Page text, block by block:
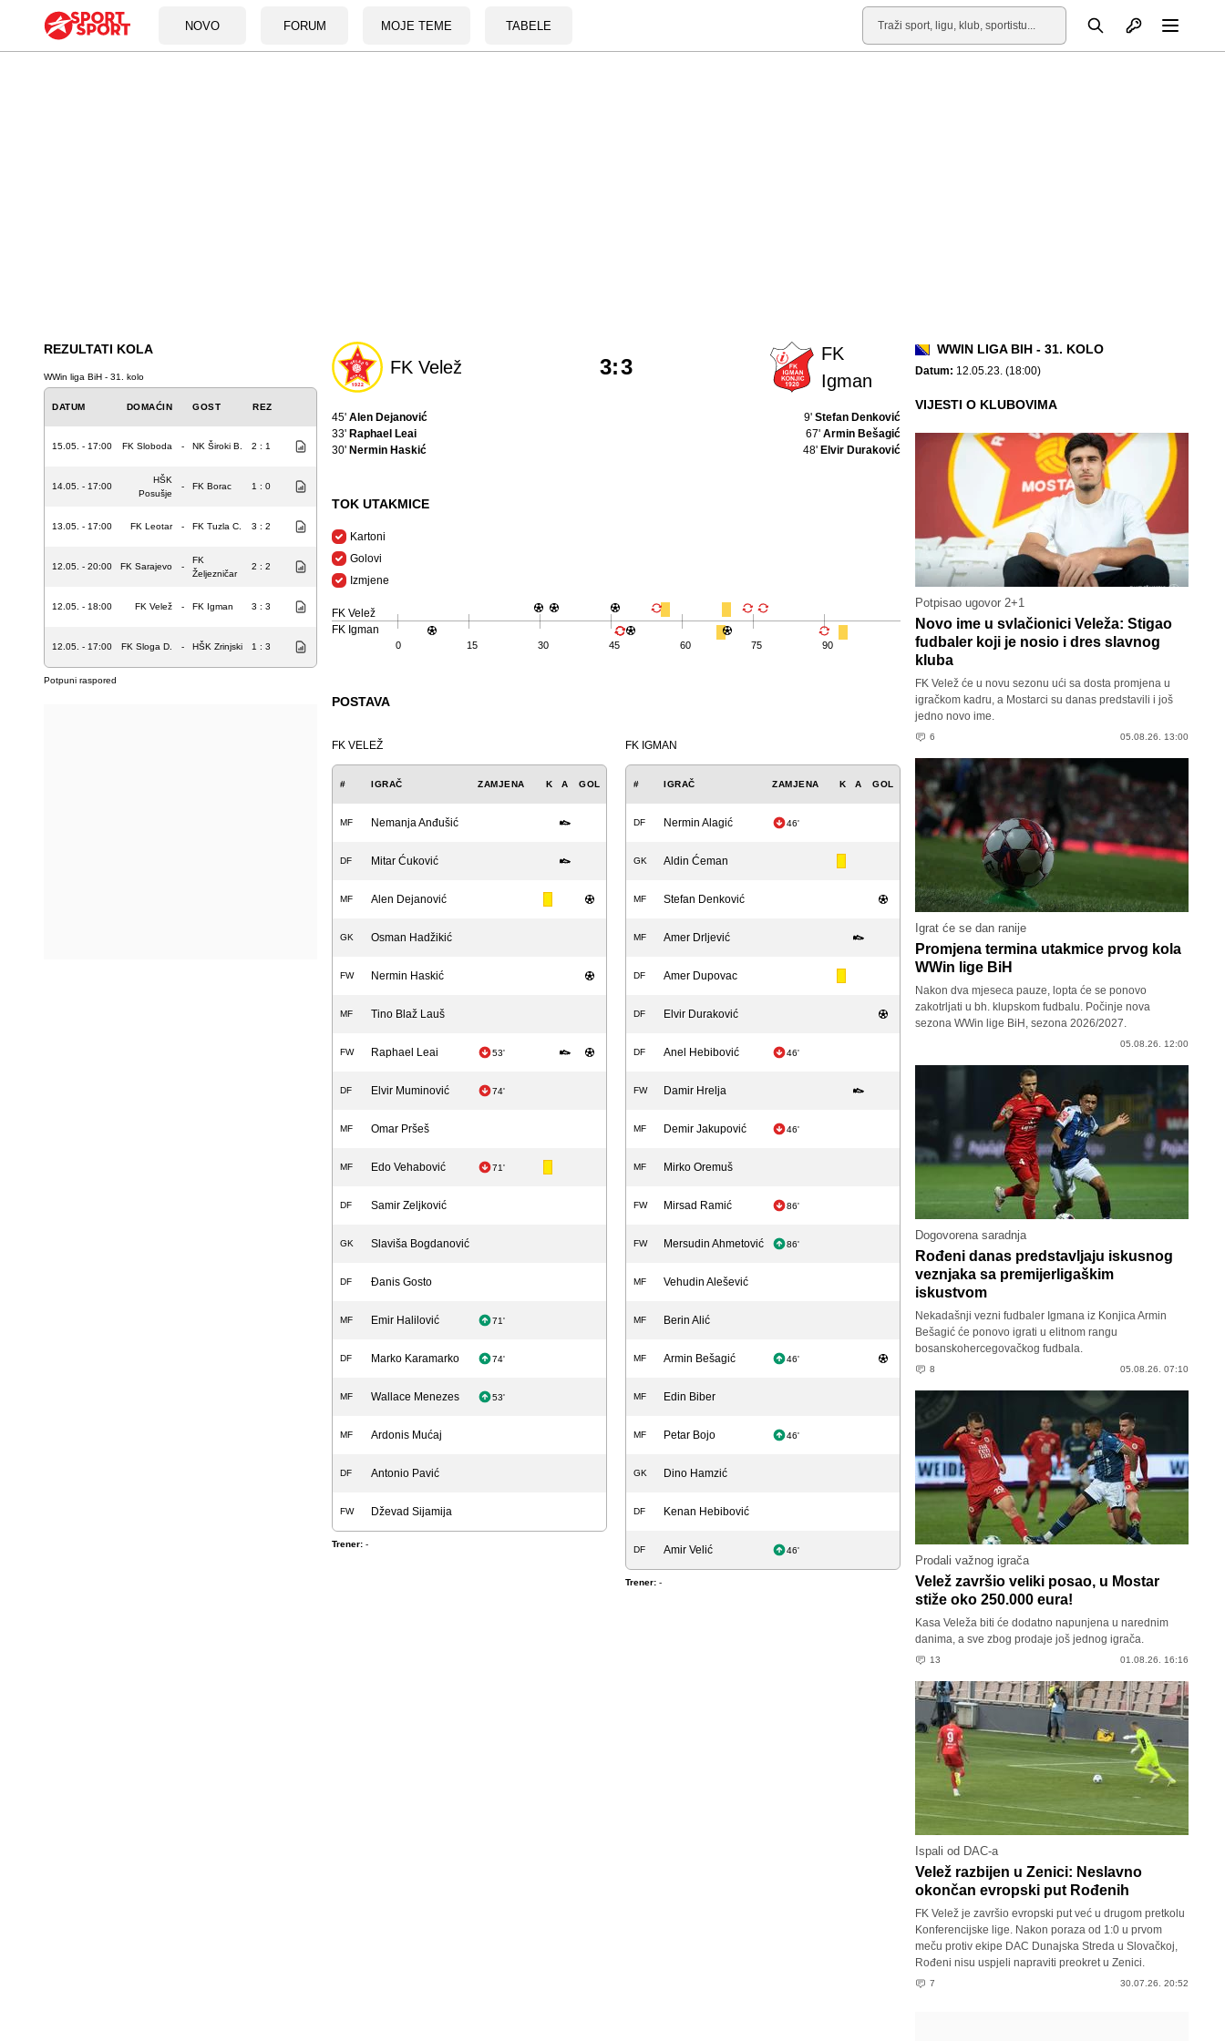
NOVO FORUM MOJE TEME TABELE
Pretraga Otvori profil
REZULTATI KOLA
WWin liga BiH - 31. kolo
DATUM DOMAĆIN GOST REZ
15.05. - 17:00 FK Sloboda - NK Široki B. 2 : 1
14.05. - 17:00
HŠK
Posušje
- FK Borac 1 : 0
13.05. - 17:00 FK Leotar - FK Tuzla C. 3 : 2
12.05. - 20:00 FK Sarajevo -
FK
Željezničar
2 : 2
12.05. - 18:00 FK Velež - FK Igman 3 : 3
12.05. - 17:00 FK Sloga D. - HŠK Zrinjski 1 : 3
Potpuni raspored
FK Velež
FK
Igman
3:3
45' Alen Dejanović
33' Raphael Leai
30' Nermin Haskić
9' Stefan Denković
67' Armin Bešagić
48' Elvir Duraković
TOK UTAKMICE
Kartoni
Golovi
Izmjene
FK Velež
FK Igman
0 15 30 45 60 75 90
POSTAVA
FK VELEŽ
# IGRAČ ZAMJENA K A GOL
MF Nemanja Anđušić
DF Mitar Ćuković
MF Alen Dejanović
GK Osman Hadžikić
FW Nermin Haskić
MF Tino Blaž Lauš
FW Raphael Leai 53'
DF Elvir Muminović 74'
MF Omar Pršeš
MF Edo Vehabović 71'
DF Samir Zeljković
GK Slaviša Bogdanović
DF Đanis Gosto
MF Emir Halilović 71'
DF Marko Karamarko 74'
MF Wallace Menezes 53'
MF Ardonis Mućaj
DF Antonio Pavić
FW Dževad Sijamija
Trener: -
FK IGMAN
# IGRAČ ZAMJENA K A GOL
DF Nermin Alagić 46'
GK Aldin Ćeman
MF Stefan Denković
MF Amer Drljević
DF Amer Dupovac
DF Elvir Duraković
DF Anel Hebibović 46'
FW Damir Hrelja
MF Demir Jakupović 46'
MF Mirko Oremuš
FW Mirsad Ramić 86'
FW Mersudin Ahmetović 86'
MF Vehudin Alešević
MF Berin Alić
MF Armin Bešagić 46'
MF Edin Biber
MF Petar Bojo 46'
GK Dino Hamzić
DF Kenan Hebibović
DF Amir Velić 46'
Trener: -
WWIN LIGA BIH - 31. KOLO
Datum: 12.05.23. (18:00)
VIJESTI O KLUBOVIMA
Potpisao ugovor 2+1
Novo ime u svlačionici Veleža: Stigao
fudbaler koji je nosio i dres slavnog
kluba
FK Velež će u novu sezonu ući sa dosta promjena u
igračkom kadru, a Mostarci su danas predstavili i još
jedno novo ime.
6 05.08.26. 13:00
Igrat će se dan ranije
Promjena termina utakmice prvog kola
WWin lige BiH
Nakon dva mjeseca pauze, lopta će se ponovo
zakotrljati u bh. klupskom fudbalu. Počinje nova
sezona WWin lige BiH, sezona 2026/2027.
05.08.26. 12:00
Dogovorena saradnja
Rođeni danas predstavljaju iskusnog
veznjaka sa premijerligaškim
iskustvom
Nekadašnji vezni fudbaler Igmana iz Konjica Armin
Bešagić će ponovo igrati u elitnom rangu
bosanskohercegovačkog fudbala.
8 05.08.26. 07:10
Prodali važnog igrača
Velež završio veliki posao, u Mostar
stiže oko 250.000 eura!
Kasa Veleža biti će dodatno napunjena u narednim
danima, a sve zbog prodaje još jednog igrača.
13 01.08.26. 16:16
Ispali od DAC-a
Velež razbijen u Zenici: Neslavno
okončan evropski put Rođenih
FK Velež je završio evropski put već u drugom pretkolu
Konferencijske lige. Nakon poraza od 1:0 u prvom
meču protiv ekipe DAC Dunajska Streda u Slovačkoj,
Rođeni nisu uspjeli napraviti preokret u Zenici.
7 30.07.26. 20:52